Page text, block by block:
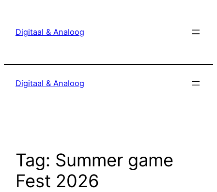
Digitaal & Analoog
Digitaal & Analoog
Tag: Summer game
Fest 2026